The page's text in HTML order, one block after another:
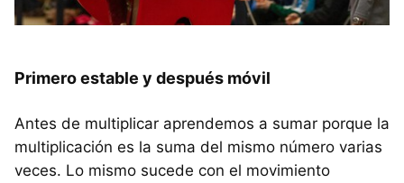
Primero estable y después móvil
Antes de multiplicar aprendemos a sumar porque la
multiplicación es la suma del mismo número varias
veces. Lo mismo sucede con el movimiento